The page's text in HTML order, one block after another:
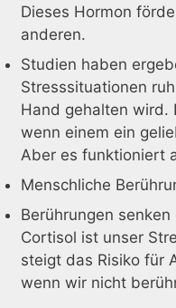
Dieses Hormon
anderen.
Studien haben
Stresssituationen
Hand gehalten wird.
wenn einem ein
Aber es funktioniert
Menschliche
Berührungen
Cortisol ist unser
steigt das Risiko für
wenn wir nicht